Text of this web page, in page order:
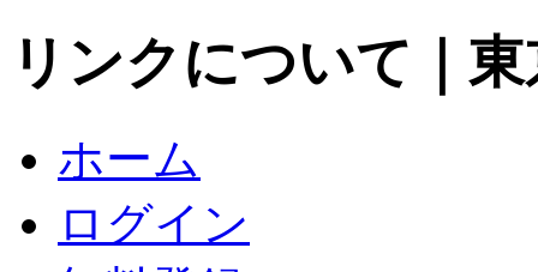
リンクについて｜
ホーム
ログイン